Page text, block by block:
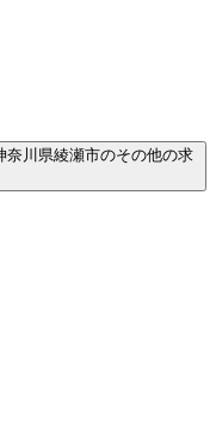
奈川県綾瀬市のその他の求